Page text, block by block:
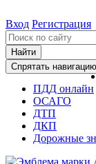
Вход Регистрация
Найти
Спрятать навигацию
ПДД онлайн
ОСАГО
ДТП
ДКП
Дорожные